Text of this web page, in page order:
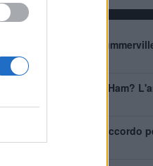
West Ham, muro per
della Roma
Bowen rimarrà al West Ham?
West Ham scatenato: accordo
sei italiane